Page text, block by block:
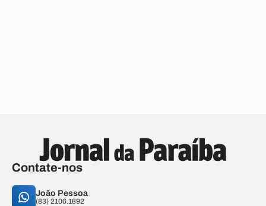
Contate-nos
João Pessoa
(83) 2106.1892